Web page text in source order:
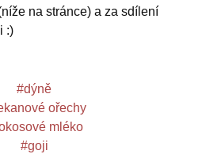
na stránce) a za sdílení
:)
dýně
ořechy
mléko
goji